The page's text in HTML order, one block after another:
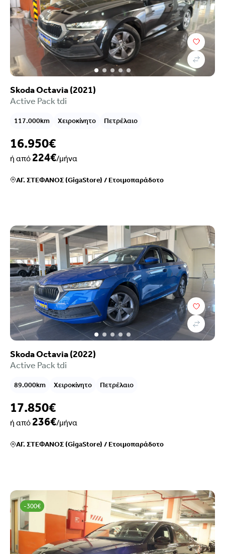
Skoda Octavia (2021)
Active Pack tdi
117.000km Χειροκίνητο Πετρέλαιο
16.950€
ή από224€/μήνα
ΑΓ. ΣΤΕΦΑΝΟΣ (GigaStore) /Ετοιμοπαράδοτο
Skoda Octavia (2022)
Active Pack tdi
89.000km Χειροκίνητο Πετρέλαιο
17.850€
ή από236€/μήνα
ΑΓ. ΣΤΕΦΑΝΟΣ (GigaStore) /Ετοιμοπαράδοτο
-300€
Τιμή
Επιλογές χρηματοδότησης
Χρονολογία
Καύσιμο
Σασμάν
Χιλιόμετρα
Χρώμα
Κυβικά
Μετάδοση
Εξοπλισμός
Euroclass
Ρύποι
Κατάστημα